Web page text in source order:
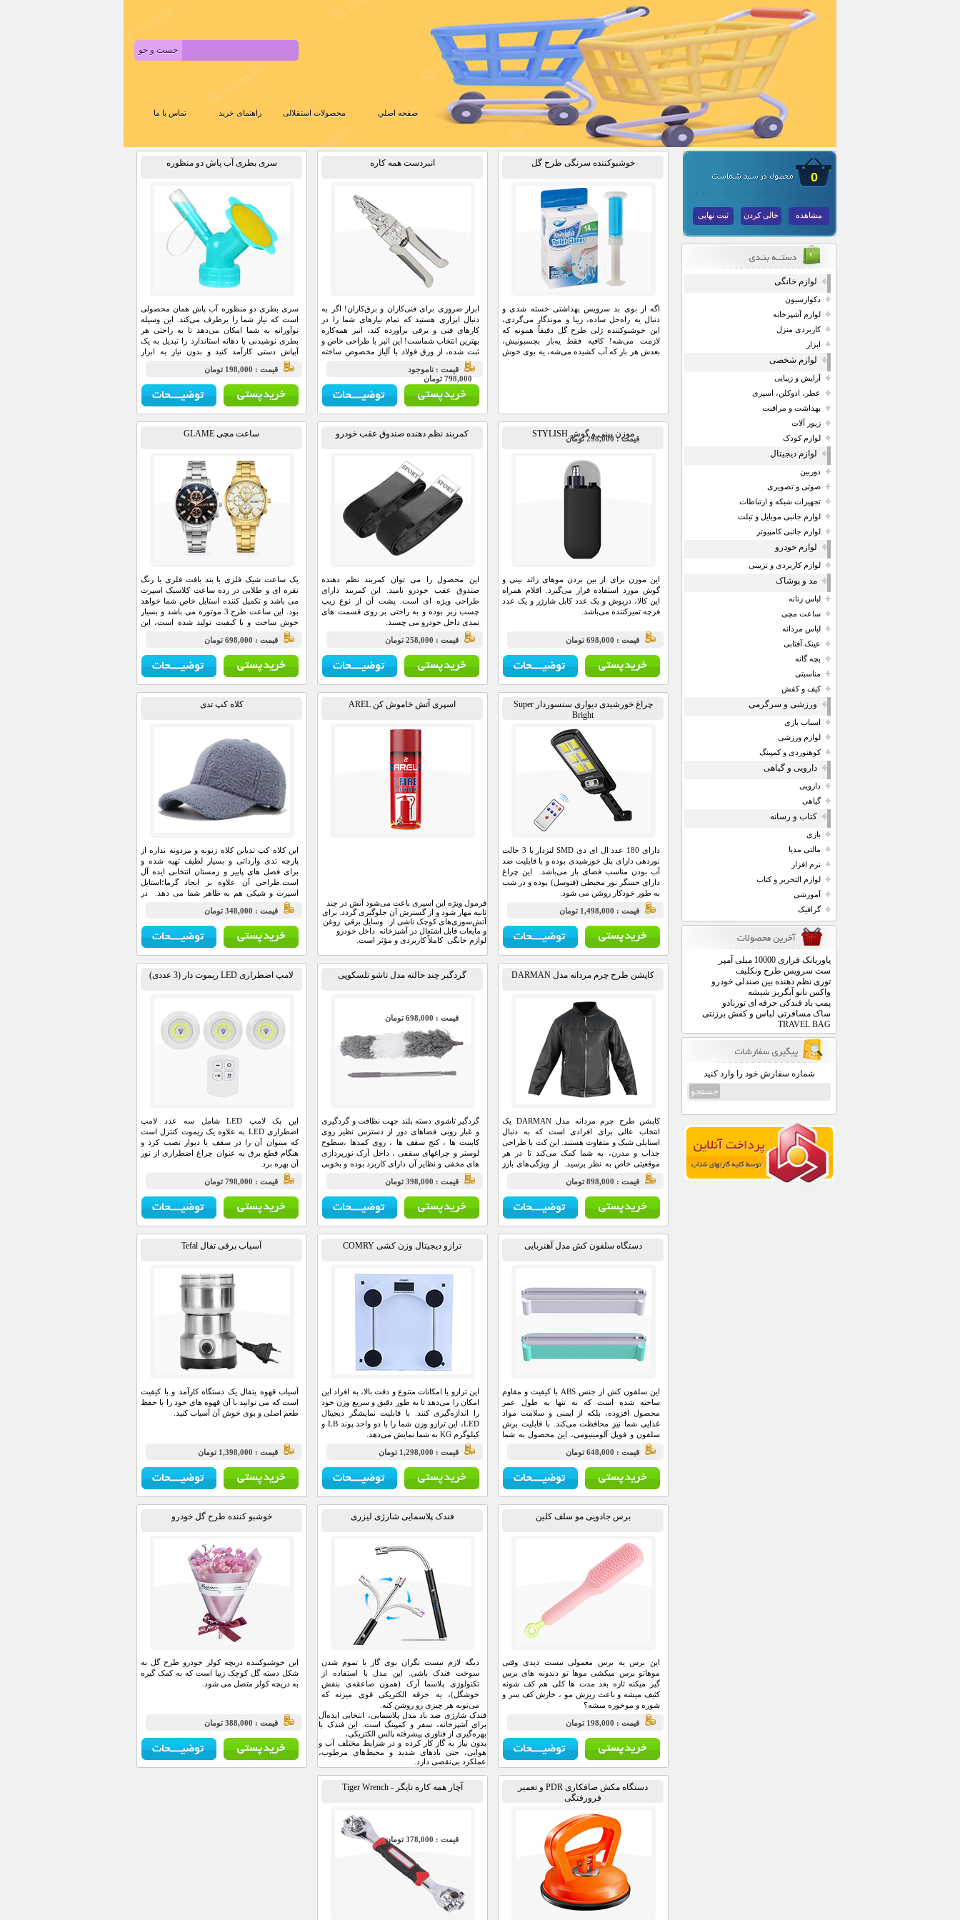
صفحه اصلي محصولات استقلالی راهنمای خرید تماس با ما
0
مشاهده خالی کردن ثبت نهایی
لوازم خانگی
دکوارسیون
لوازم آشپزخانه
کاربردی منزل
ابزار
لوازم شخصی
آرایش و زیبایی
عطر، ادوکلن، اسپری
بهداشت و مراقبت
زیور آلات
لوازم کودک
لوازم دیجیتال
دوربین
صوتی و تصویری
تجهیزات شبکه و ارتباطات
لوازم جانبی موبایل و تبلت
لوازم جانبی کامپیوتر
لوازم خودرو
لوازم کاربردی و تزیینی
مد و پوشاک
لباس زنانه
ساعت مچی
لباس مردانه
عینک آفتابی
بچه گانه
مناسبتی
کیف و کفش
ورزشی و سرگرمی
اسباب بازی
لوازم ورزشی
کوهنوردی و کمپینگ
دارویی و گیاهی
دارویی
گیاهی
کتاب و رسانه
بازی
مالتی مدیا
نرم افزار
لوازم التحریر و کتاب
آموزشی
گرافیک
پاوربانک فراری 10000 میلی آمپر
ست سرویس طرح ونکلیف
توری نظم دهنده بین صندلی خودرو
واکس نانو آبگریز شیشه
پمپ باد فندکی حرفه ای تورنادو
ساک مسافرتی لباس و کفش برزنتی
TRAVEL BAG
شماره سفارش خود را وارد کنید
خوشبوکننده سرنگی طرح گل
اگه از بوی بد سرویس بهداشتی خسته شدی و
دنبال یه راه‌حل ساده، زیبا و موندگار می‌گردی،
این خوشبوکننده ژلی طرح گل دقیقاً همونه که
لازمت می‌شه! کافیه فقط یه‌بار بچسبونیش،
بعدش هر بار که آب کشیده می‌شه، یه بوی خوش
قيمت : 298,000 تومان
انبردست همه کاره
ابزار ضروری برای فنی‌کاران و برق‌کاران! اگر به
دنبال ابزاری هستید که تمام نیازهای شما را در
کارهای فنی و برقی برآورده کند، انبر همه‌کاره
بهترین انتخاب شماست! این انبر با طراحی خاص و
ثبت شده، از ورق فولاد با آلیاژ مخصوص ساخته
شده و به شما قدرت و دقتی بی‌نظیر می‌بخشد.
قيمت : ناموجود
798,000 تومان
سری بطری آب پاش دو منظوره
سری بطری دو منظوره آب پاش همان محصولی
است که نیاز شما را برطرف می‌کند. این وسیله
نوآورانه به شما امکان می‌دهد تا به راحتی هر
بطری نوشیدنی با دهانه استاندارد را تبدیل به یک
آبپاش دستی کارآمد کنید و بدون نیاز به ابزار
اضافی، آبیاری گیاهان خود را با کیفیتی حرفه‌ای
انجام دهید.
قيمت : 198,000 تومان
موزن بینی و گوش STYLISH
این موزن برای از بین بردن موهای زائد بینی و
گوش مورد استفاده قرار می‌گیرد. اقلام همراه
این کالا، درپوش و یک عدد کابل شارژر و یک عدد
فرچه تمیزکننده می‌باشد.
قيمت : 698,000 تومان
کمربند نظم دهنده صندوق عقب خودرو
این محصول را می توان کمربند نظم دهنده
صندوق عقب خودرو نامید. این کمربند دارای
طراحی ویژه ای است. پشت آن از نوع زیپ
چسب زبر بوده و به راحتی بر روی قسمت های
نمدی داخل خودرو می چسبد.
قيمت : 258,000 تومان
ساعت مچی GLAME
یک ساعت شیک فلزی با بند بافت فلزی با رنگ
نقره ای و طلایی در رده ساعت کلاسیک اسپرت
می باشد و تکمیل کننده استایل خاص شما خواهد
بود. این ساعت طرح 3 موتوره می باشد و بسیار
خوش ساخت و با کیفیت تولید شده است، این
محصول همراه با یک جعبه شکیل ارسال خواهد
شد.
قيمت : 698,000 تومان
چراغ خورشیدی دیواری سنسوردار Super
Bright
دارای 180 عدد ال ای دی SMD لنز‌دار با 3 حالت
نوردهی دارای پنل خورشیدی بوده و با قابلیت ضد
آب بودن مناسب فضای باز می‌‌باشد. این چراغ
دارای حسگر نور محیطی (فتوسل) بوده و در شب
به طور خودکار روشن می شود.
قيمت : 1,498,000 تومان
اسپری آتش خاموش کن AREL
فرمول ویژه این اسپری باعث می‌شود آتش در چند
ثانیه مهار شود و از گسترش آن جلوگیری گردد. برای
آتش‌سوزی‌های کوچک ناشی از: وسایل برقی روغن
و مایعات قابل اشتعال در آشپزخانه داخل خودرو
لوازم خانگی کاملاً کاربردی و مؤثر است.
قيمت : 698,000 تومان
کلاه کپ تدی
این کلاه کپ تدیاین کلاه زنونه و مردونه نداره از
پارچه تدی وارداتی و بسیار لطیف تهیه شده و
برای فصل های پاییز و زمستان انتخابی ایده آل
است.طراحی آن علاوه بر ایجاد گرما؛استایل
اسپرت و شیکی هم به ظاهر شما می دهد. در
قسمت پشت کلاه بندتنظیم سایز تعبیه شده تا با
هر سایز سری به راحتی فیت شود. این کلاه برای
استایل های روزانه؛خیابانی و مسافرت انتخابی
فوق العاده است.
قيمت : 348,000 تومان
کاپشن طرح چرم مردانه مدل DARMAN
کاپشن طرح چرم مردانه مدل DARMAN یک
انتخاب عالی برای افرادی است که به دنبال
استایلی شیک و متفاوت هستند. این کت با طراحی
جذاب و مدرن، به شما کمک می‌کند تا در هر
موقعیتی خاص به نظر برسید. از ویژگی‌های بارز
این کت می‌توان به تناسب باریک آن اشاره کرد که
به خوبی بر روی بدن نشسته و زیبایی خاصی به
استایل شما می‌بخشد. این کت با دو جیب دو تایی
طراحی شده است که علاوه بر زیبایی، کارایی
بالایی نیز دارد.
قيمت : 898,000 تومان
گردگیر چند حالته مدل تاشو تلسکوپی
گردگیر تاشوی دسته بلند جهت نظافت و گردگیری
و غبار روبی فضاهای دور از دسترس نظیر روی
کابینت ها ، کنج سقف ها ، روی کمدها ،سطوح
لوستر و چراغهای سقفی ، داخل آرک نورپردازی
های مخفی و نظایر آن دارای کاربرد بوده و بخوبی
در تمیزی محیط به شما کمک میکند . این محصول
دارای دسته تاشو از جنس استیل بوده که بصورت
تلسکوپی براحتی داخل خود جمع میشود و در
کمترین فضای ممکن جای میگیرد .
قيمت : 398,000 تومان
لامپ اضطراری LED ریموت دار (3 عددی)
این پک لامپ LED شامل سه عدد لامپ
اضطراری LED به علاوه یک ریموت کنترل است
که میتوان آن را در سقف یا دیوار نصب کرد و
هنگام قطع برق به عنوان چراغ اضطراری از نور
آن بهره برد.
قيمت : 798,000 تومان
دستگاه سلفون کش مدل آهنربایی
این سلفون کش از جنس ABS با کیفیت و مقاوم
ساخته شده است که نه تنها به طول عمر
محصول افزوده، بلکه از ایمنی و سلامت مواد
غذایی شما نیز محافظت می‌کند. با قابلیت برش
سلفون و فویل آلومینیومی، این محصول به شما
این امکان را می‌دهد که بسته‌بندی‌های متنوعی را
انجام دهید.
قيمت : 648,000 تومان
ترازو دیجیتال وزن کشی COMRY
این ترازو با امکانات متنوع و دقت بالا، به افراد این
امکان را می‌دهد تا به طور دقیق و سریع وزن خود
را اندازه‌گیری کنند. با قابلیت نمایشگر دیجیتال
LED، این ترازو وزن شما را با دو واحد پوند LB و
کیلوگرم KG به شما نمایش می‌دهد.
قيمت : 1,298,000 تومان
آسیاب برقی تفال Tefal
آسیاب قهوه یتفال یک دستگاه کارآمد و با کیفیت
است که می توانید با آن قهوه های خود را با حفظ
طعم اصلی و بوی خوش آن آسیاب کنید.
قيمت : 1,398,000 تومان
برس جادویی مو سلف کلین
این برس یه برس معمولی نیست دیدی وقتی
موهاتو برس میکشی موها تو دندونه های برس
گیر میکنه تازه بعد مدت ها کلی هم کف شونه
کثیف میشه و باعث ریزش مو ، خارش کف سر و
شوره و موخوره میشه؟
قيمت : 198,000 تومان
فندک پلاسمایی شارژی لیزری
دیگه لازم نیست نگران بوی گاز یا تموم شدن
سوخت فندک باشی. این مدل با استفاده از
تکنولوژی پلاسما آرک (همون صاعقه‌ی بنفش
خوشگل)، یه جرقه الکتریکی قوی میزنه که
می‌تونه هر چیزی رو روشن کنه.
فندک شارژی ضد باد مدل پلاسمایی، انتخابی ایده‌آل
برای آشپزخانه، سفر و کمپینگ است. این فندک با
بهره‌گیری از فناوری پیشرفته پالس الکتریکی،
بدون نیاز به گاز کار کرده و در شرایط مختلف آب و
هوایی، حتی بادهای شدید و محیط‌های مرطوب،
عملکرد بی‌نقصی دارد.
قيمت : 378,000 تومان
خوشبو کننده طرح گل خودرو
این خوشبوکننده دریچه کولر خودرو طرح گل به
شکل دسته گل کوچک زیبا است که به کمک گیره
به دریچه کولر متصل می شود.
قيمت : 388,000 تومان
دستگاه مکش صافکاری PDR و تعمیر
فرورفتگی
آچار همه کاره تایگر - Tiger Wrench